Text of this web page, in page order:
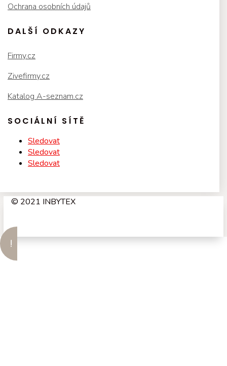
Ochrana osobních údajů
DALŠÍ ODKAZY
Firmy.cz
Zivefirmy.cz
Katalog A-seznam.cz
SOCIÁLNÍ SÍTĚ
Sledovat
Sledovat
Sledovat
© 2021 INBYTEX